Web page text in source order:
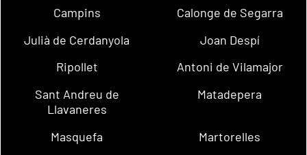
Campins
Calonge de Segarra
Julià de Cerdanyola
Joan Despí
Ripollet
Antoni de Vilamajor
Sant Andreu de
Llavaneres
Matadepera
Masquefa
Martorelles